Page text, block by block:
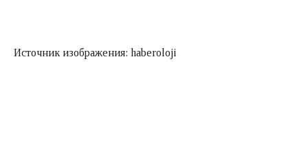
Источник изображения: haberoloji